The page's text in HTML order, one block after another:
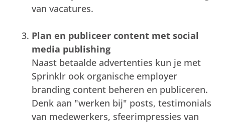
van vacatures.
Plan en publiceer content met social
media publishing
Naast betaalde advertenties kun je met
Sprinklr ook organische employer
branding content beheren en publiceren.
Denk aan "werken bij" posts, testimonials
van medewerkers, sfeerimpressies van